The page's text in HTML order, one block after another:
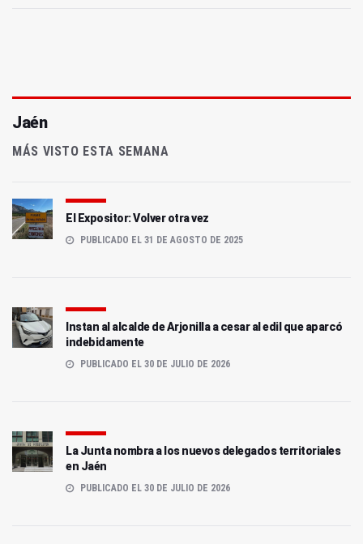
Jaén
MÁS VISTO ESTA SEMANA
El Expositor: Volver otra vez
PUBLICADO EL 31 DE AGOSTO DE 2025
Instan al alcalde de Arjonilla a cesar al edil que aparcó
indebidamente
PUBLICADO EL 30 DE JULIO DE 2026
La Junta nombra a los nuevos delegados territoriales
en Jaén
PUBLICADO EL 30 DE JULIO DE 2026